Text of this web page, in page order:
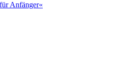
Anfänger«